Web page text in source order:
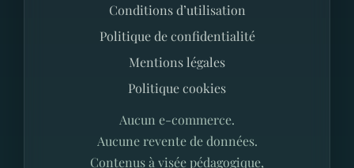
Conditions d’utilisation
Politique de confidentialité
Mentions légales
Politique cookies
Aucun e-commerce.
Aucune revente de données.
Contenus à visée pédagogique,